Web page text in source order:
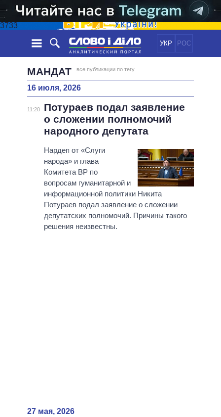
3733
УКР РОС
НОВОСТИ
ЛЕНТА
СОБЫТИЯ
СТАТЬИ
МНЕНИЯ
ОБЗОРЫ
ДАЙДЖЕСТЫ
ЭКОНОМИКА
ОБЩЕСТВО
МИР
ПОЛИТИКИ
ВСЕ ПОЛИТИКИ
ПРЕЗИДЕНТ И ОФИС
ВЕРХОВНАЯ РАДА
ГЛАВЫ ОБЛАДМИНИСТРАЦИЙ
МЭРЫ
ВСЕ ПЕРСОНЫ
ИНФОГРАФИКА
ВИДЕО
ПОДДЕРЖАТЬ
СРАВНЕНИЕ ПОЛИТИКОВ
МАНДАТ все публикации по тегу
16 июля, 2026
11:20
Потураев подал заявление
о сложении полномочий
народного депутата
Нардеп от «Слуги
народа» и глава
Комитета ВР по
вопросам гуманитарной и
информационной политики Никита
Потураев подал заявление о сложении
депутатских полномочий. Причины такого
решения неизвестны.
27 мая, 2026